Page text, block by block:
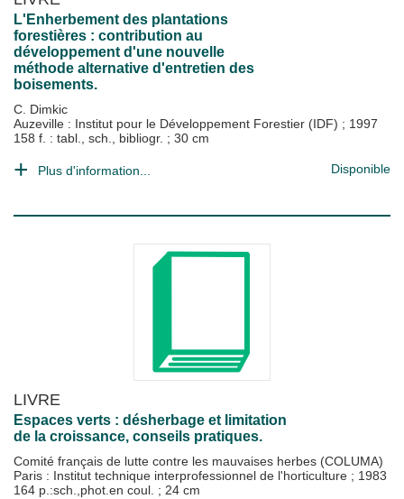
L'Enherbement des plantations
forestières : contribution au
développement d'une nouvelle
méthode alternative d'entretien des
boisements.
C. Dimkic
Auzeville : Institut pour le Développement Forestier (IDF) ; 1997
158 f. : tabl., sch., bibliogr. ; 30 cm
Plus d'information... Disponible
LIVRE
Espaces verts : désherbage et limitation
de la croissance, conseils pratiques.
Comité français de lutte contre les mauvaises herbes (COLUMA)
Paris : Institut technique interprofessionnel de l'horticulture ; 1983
164 p.:sch.,phot.en coul. ; 24 cm